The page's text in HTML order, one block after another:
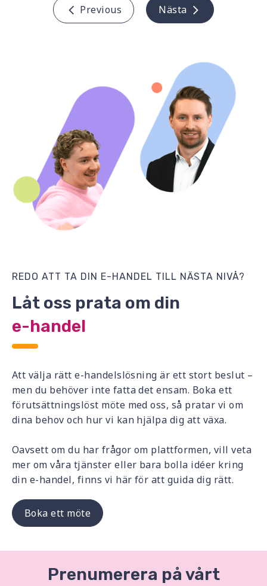
Previous Nästa
REDO ATT TA DIN E-HANDEL TILL NÄSTA NIVÅ?
Låt oss prata om din
e-handel
Att välja rätt e-handelslösning är ett stort beslut –
men du behöver inte fatta det ensam. Boka ett
förutsättningslöst möte med oss, så pratar vi om
dina behov och hur vi kan hjälpa dig att växa.
Oavsett om du har frågor om plattformen, vill veta
mer om våra tjänster eller bara bolla idéer kring
din e-handel, finns vi här för att guida dig rätt.
Boka ett möte
Prenumerera på vårt